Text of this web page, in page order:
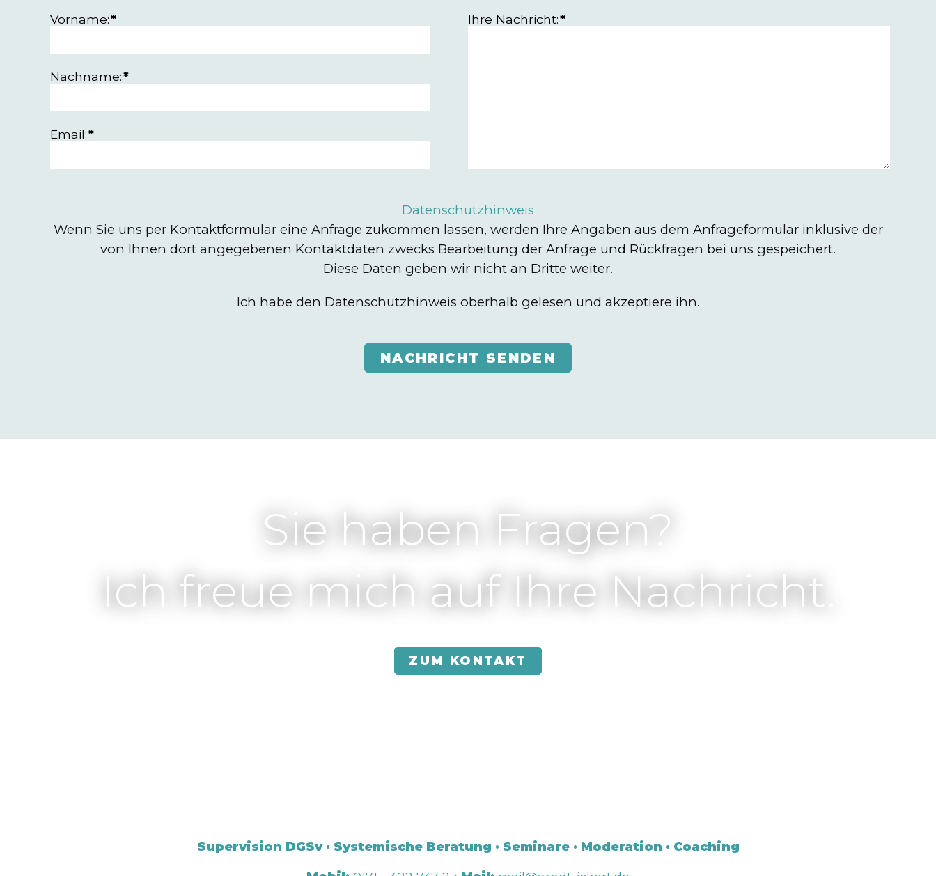
Vorname:*
Nachname:*
Email:*
Ihre Nachricht:*
Datenschutzhinweis
Wenn Sie uns per Kontaktformular eine Anfrage zukommen lassen, werden Ihre Angaben aus dem Anfrageformular inklusive der
von Ihnen dort angegebenen Kontaktdaten zwecks Bearbeitung der Anfrage und Rückfragen bei uns gespeichert.
Diese Daten geben wir nicht an Dritte weiter.
Ich habe den Datenschutzhinweis oberhalb gelesen und akzeptiere ihn.
NACHRICHT SENDEN
Sie haben Fragen?
Ich freue mich auf Ihre Nachricht.
ZUM KONTAKT
Supervision DGSv · Systemische Beratung · Seminare · Moderation · Coaching